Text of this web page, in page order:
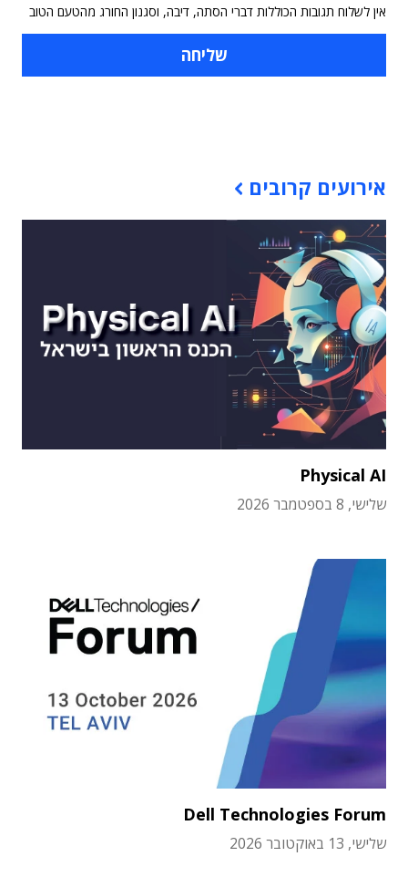
אין לשלוח תגובות הכוללות דברי הסתה, דיבה, וסגנון החורג מהטעם הטוב
אירועים קרובים
Physical AI
שלישי, 8 בספטמבר 2026
Dell Technologies Forum
שלישי, 13 באוקטובר 2026